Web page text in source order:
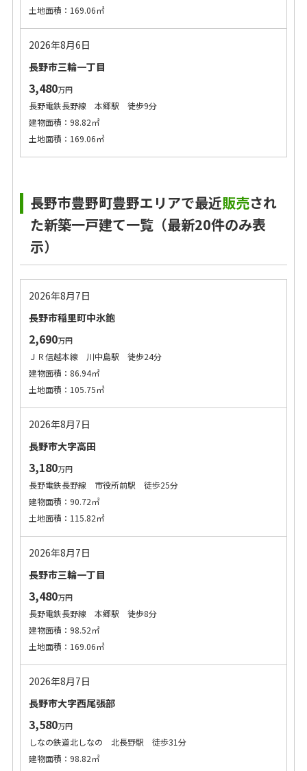
土地面積：169.06㎡
2026年8月6日
長野市三輪一丁目
3,480万円
長野電鉄長野線 本郷駅 徒歩9分
建物面積：98.82㎡
土地面積：169.06㎡
長野市豊野町豊野エリアで最近販売され
た新築一戸建て一覧（最新20件のみ表
示）
2026年8月7日
長野市稲里町中氷鉋
2,690万円
ＪＲ信越本線 川中島駅 徒歩24分
建物面積：86.94㎡
土地面積：105.75㎡
2026年8月7日
長野市大字高田
3,180万円
長野電鉄長野線 市役所前駅 徒歩25分
建物面積：90.72㎡
土地面積：115.82㎡
2026年8月7日
長野市三輪一丁目
3,480万円
長野電鉄長野線 本郷駅 徒歩8分
建物面積：98.52㎡
土地面積：169.06㎡
2026年8月7日
長野市大字西尾張部
3,580万円
しなの鉄道北しなの 北長野駅 徒歩31分
建物面積：98.82㎡